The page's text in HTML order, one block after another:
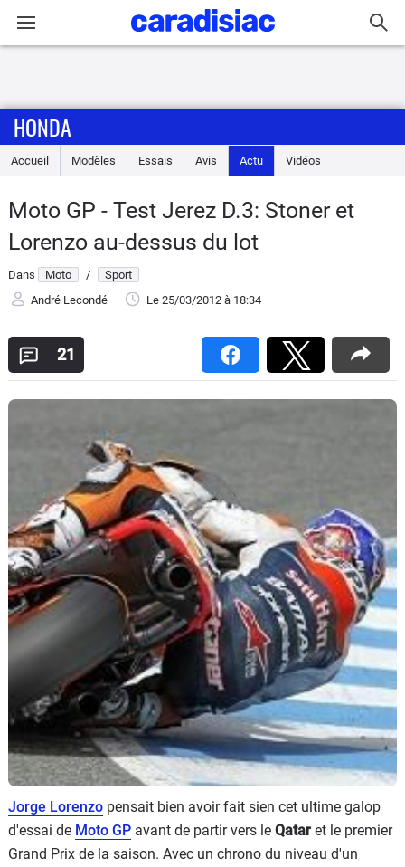
Accueil
Essais
Equipement
Forum
Marques
Services
Auto
HONDA
Accueil Modèles Essais Avis Actu Vidéos
Moto GP - Test Jerez D.3: Stoner et
Lorenzo au-dessus du lot
Dans Moto /
Sport
André Lecondé
Le 25/03/2012 à 18:34
21
Jorge Lorenzo pensait bien avoir fait sien cet ultime galop
d'essai de Moto GP avant de partir vers le Qatar et le premier
Grand Prix de la saison. Avec un chrono du niveau d'un